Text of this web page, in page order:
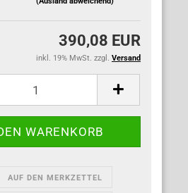
390,08 EUR
inkl. 19% MwSt. zzgl. Versand
AUF DEN MERKZETTEL